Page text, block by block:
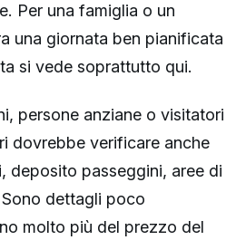
Per una famiglia o un
una giornata ben pianificata
si vede soprattutto qui.
persone anziane o visitatori
dovrebbe verificare anche
deposito passeggini, aree di
dettagli poco
molto più del prezzo del